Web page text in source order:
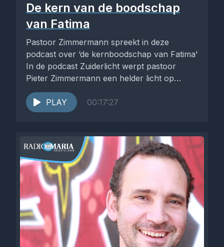
De kern van de boodschap
van Fatima
Pastoor Zimmermann spreekt in deze
podcast over ‘de kernboodschap van Fatima'
In de podcast Zuiderlicht werpt pastoor
Pieter Zimmermann een helder licht op
zaken...
PLAY
00:17:27